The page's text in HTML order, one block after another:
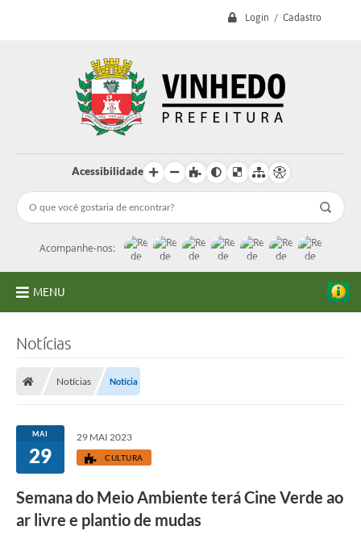
Login / Cadastro
Acessibilidade
Acompanhe-nos:
MENU
Licitações
Transparência
Concursos e Processos Seletivos
Inclusão e Acessibilidade
Notícias
Notícias Notícia
MAI
29
29 MAI 2023
CULTURA
Semana do Meio Ambiente terá Cine Verde ao
ar livre e plantio de mudas